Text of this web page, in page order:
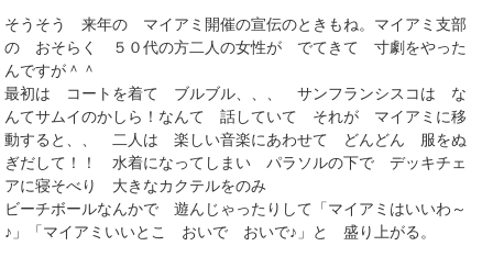
そうそう 来年の マイアミ開催の宣伝のときもね。マイアミ支部
の おそらく ５０代の方二人の女性が でてきて 寸劇をやった
んですが＾＾
最初は コートを着て ブルブル、、、 サンフランシスコは な
んてサムイのかしら！なんて 話していて それが マイアミに移
動すると、、 二人は 楽しい音楽にあわせて どんどん 服をぬ
ぎだして！！ 水着になってしまい パラソルの下で デッキチェ
アに寝そべり 大きなカクテルをのみ
ビーチボールなんかで 遊んじゃったりして「マイアミはいいわ～
♪」「マイアミいいとこ おいで おいで♪」と 盛り上がる。